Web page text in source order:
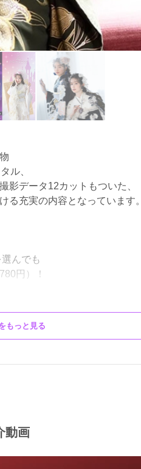
革命“ふりホ”
ル、
影データ12カットもついた、
る充実の内容となっています。
んでも
円）！
もっと見る
動画